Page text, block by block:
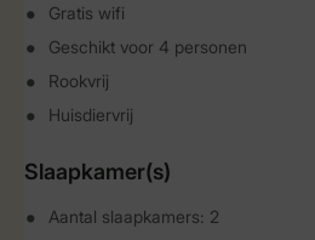
Gratis wifi
Geschikt voor 4 personen
Rookvrij
Huisdiervrij
Slaapkamer(s)
Aantal slaapkamers: 2